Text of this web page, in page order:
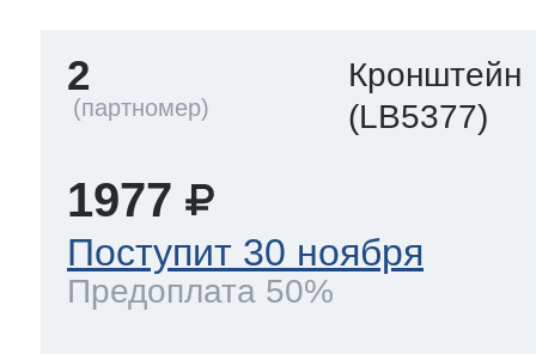
по уходу
морозилок
2
Кронштейн
(LB5377)
1977
Поступит 30 ноября
Предоплата 50%